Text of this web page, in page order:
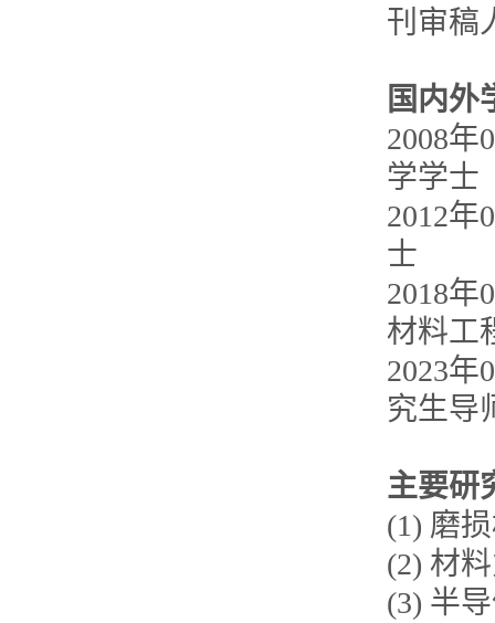
刊审稿
国内外
2008年
学学士
2012年
士
2018年
材料工
2023年
究生导
主要研
(1) 磨
(2) 材
(3) 半